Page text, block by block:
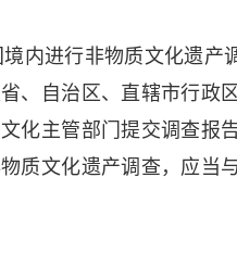
内进行非物质文化遗产
、自治区、直辖市行政
化主管部门提交调查报
质文化遗产调查，应当